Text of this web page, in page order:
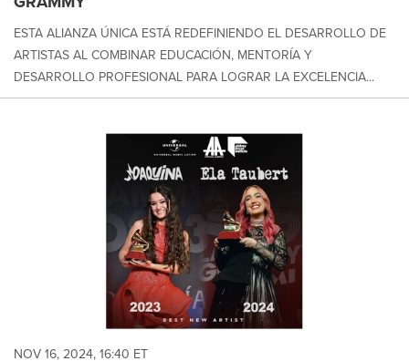
ESTA ALIANZA ÚNICA ESTÁ REDEFINIENDO EL DESARROLLO DE
ARTISTAS AL COMBINAR EDUCACIÓN, MENTORÍA Y
DESARROLLO PROFESIONAL PARA LOGRAR LA EXCELENCIA...
NOV 16, 2024, 16:40 ET